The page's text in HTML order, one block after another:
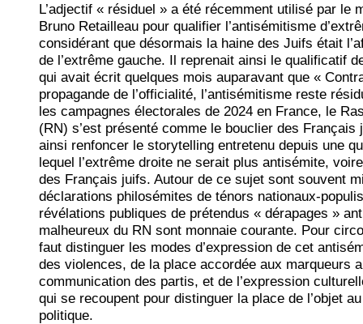
L’adjectif « résiduel » a été récemment utilisé par le
Bruno Retailleau pour qualifier l’antisémitisme
considérant que désormais la haine des Juifs était
de l’extrême gauche. Il reprenait ainsi le qualificatif
qui avait écrit quelques mois auparavant que «
propagande de l’officialité, l’antisémitisme reste
les campagnes électorales de 2024 en France, le
(RN) s’est présenté comme le bouclier des Français
ainsi renfoncer le storytelling entretenu depuis une
lequel l’extrême droite ne serait plus antisémite,
des Français juifs. Autour de ce sujet sont souvent
déclarations philosémites de ténors nationaux-
révélations publiques de prétendus « dérapages »
malheureux du RN sont monnaie courante. Pour
faut distinguer les modes d’expression de cet
des violences, de la place accordée aux marqueurs
communication des partis, et de l’expression
qui se recoupent pour distinguer la place de l’objet
politique.